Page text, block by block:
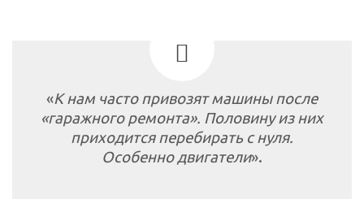
«К нам часто привозят машины после
«гаражного ремонта». Половину из них
приходится перебирать с нуля.
Особенно двигатели».